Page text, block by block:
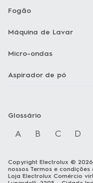
Fogão
Máquina de Lavar
Micro-ondas
Aspirador de pó
Glossário
A B C D
Copyright Electrolux ©
nossos Termos e condições
Loja Electrolux Comércio